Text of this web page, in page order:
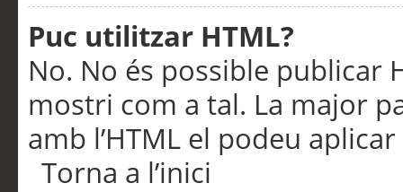
Puc utilitzar HTML?
No. No és possible publicar
mostri com a tal. La major
amb l’HTML el podeu
Torna a l’inici